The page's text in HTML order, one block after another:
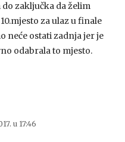
zaključka da želim
za ulaz u finale
neće ostati zadnja jer je
odabrala to mjesto.
u 17:46